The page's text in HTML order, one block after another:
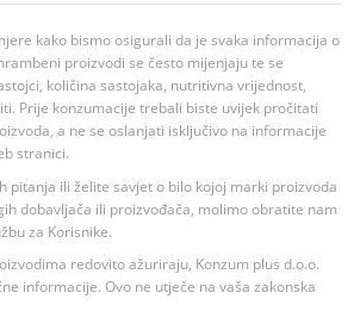
kako bismo osigurali da je svaka informacija o
proizvodi se često mijenjaju te se
količina sastojaka, nutritivna vrijednost,
Prije konzumacije trebali biste uvijek pročitati
a ne se oslanjati isključivo na informacije
stranici.
pitanja ili želite savjet o bilo kojoj marki proizvoda
dobavljača ili proizvođača, molimo obratite nam
za Korisnike.
redovito ažuriraju, Konzum plus d.o.o.
informacije. Ovo ne utječe na vaša zakonska